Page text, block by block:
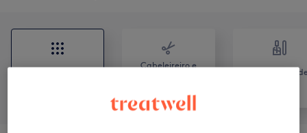
Cabeleireiro e
Cabeleireiro
Tratamento